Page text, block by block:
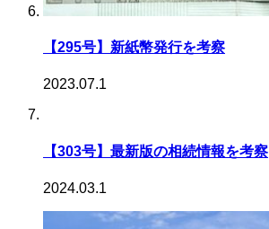
【295号】新紙幣発行を考察
2023.07.1
【303号】最新版の相続情報を考察
2024.03.1